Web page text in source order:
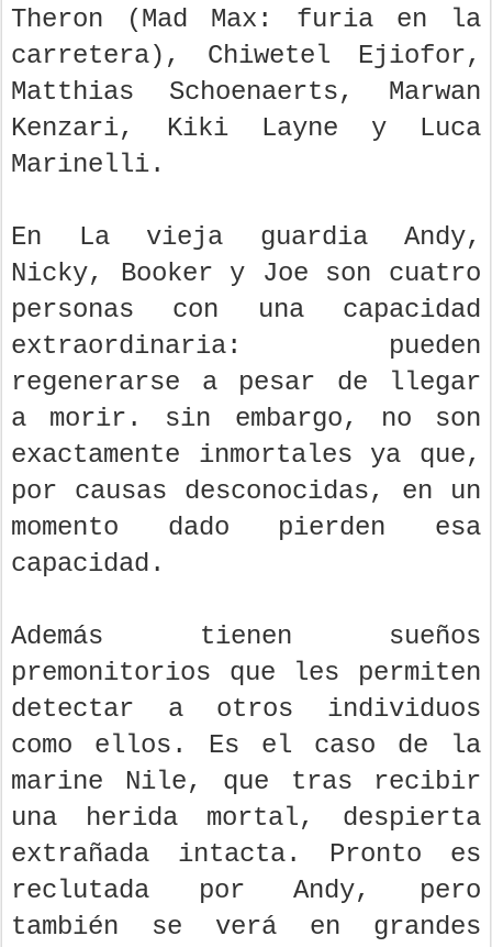
Theron (Mad Max: furia en la
carretera), Chiwetel Ejiofor,
Matthias Schoenaerts, Marwan
Kenzari, Kiki Layne y Luca
Marinelli.
En La vieja guardia Andy,
Nicky, Booker y Joe son cuatro
personas con una capacidad
extraordinaria: pueden
regenerarse a pesar de llegar
a morir. sin embargo, no son
exactamente inmortales ya que,
por causas desconocidas, en un
momento dado pierden esa
capacidad.
Además tienen sueños
premonitorios que les permiten
detectar a otros individuos
como ellos. Es el caso de la
marine Nile, que tras recibir
una herida mortal, despierta
extrañada intacta. Pronto es
reclutada por Andy, pero
también se verá en grandes